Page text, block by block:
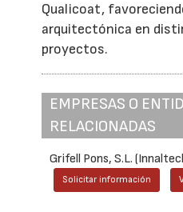
Qualicoat,
arquitectónica en
proyectos.
EMPRESAS O
RELACIONADAS
Grifell Pons, S.L.
Solicitar información